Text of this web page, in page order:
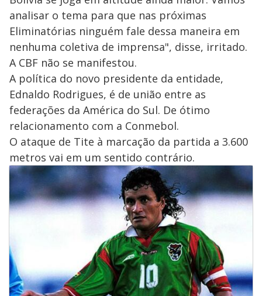
analisar o tema para que nas próximas
Eliminatórias ninguém fale dessa maneira em
nenhuma coletiva de imprensa", disse, irritado.
A CBF não se manifestou.
A política do novo presidente da entidade,
Ednaldo Rodrigues, é de união entre as
federações da América do Sul. De ótimo
relacionamento com a Conmebol.
O ataque de Tite à marcação da partida a 3.600
metros vai em um sentido contrário.